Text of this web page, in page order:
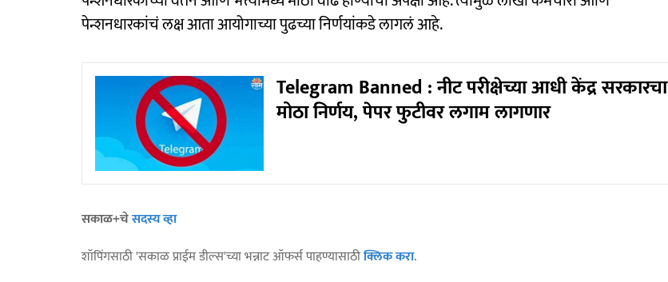
पेन्शनधारकांचं लक्ष आता आयोगाच्या पुढच्या निर्णयांकडे लागलं आहे.
Telegram Banned : नीट परीक्षेच्या आधी केंद्र सरकारचा
मोठा निर्णय, पेपर फुटीवर लगाम लागणार
सकाळ+चेसदस्य व्हा
शॉपिंगसाठी 'सकाळ प्राईम डील्स'च्या भन्नाट ऑफर्स पाहण्यासाठीक्लिक करा.